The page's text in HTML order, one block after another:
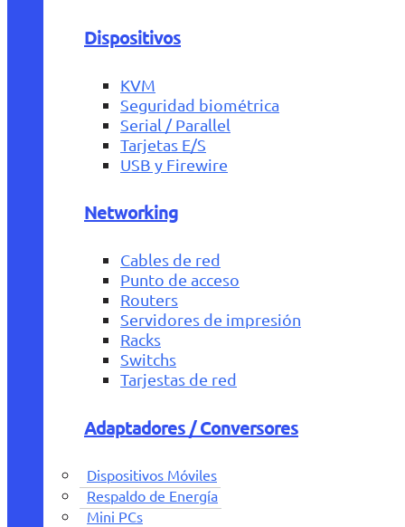
Dispositivos
KVM
Seguridad biométrica
Serial / Parallel
Tarjetas E/S
USB y Firewire
Networking
Cables de red
Punto de acceso
Routers
Servidores de impresión
Racks
Switchs
Tarjestas de red
Adaptadores / Conversores
Dispositivos Móviles
Respaldo de Energía
Mini PCs